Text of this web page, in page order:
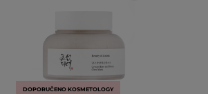
DOPORUČENO KOSMETOLOGY